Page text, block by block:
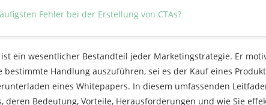
Fehler bei der Erstellung von CTAs?
ist ein wesentlicher Bestandteil jeder Marketingstrategie. Er
bestimmte Handlung auszuführen, sei es der Kauf eines
eines Whitepapers. In diesem umfassenden
deren Bedeutung, Vorteile, Herausforderungen und wie Sie